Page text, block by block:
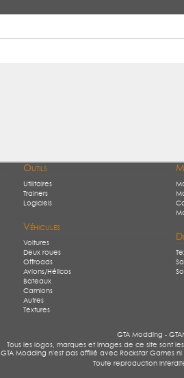
Outils
Utilitaires
Trainers
Logiciels
Véhicules
Voitures
Deux roues
Offroads
Avions/Hélicos
Bateaux
Camions
Autres
Textures
GTA Modding -
Tous les logos, marques et images de ce site sont
GTA Modding n'est pas affilié avec Rockstar Games
Toute reproduction